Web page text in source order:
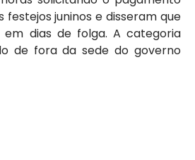
festejos juninos e disseram que
dias de folga. A categoria
de fora da sede do governo